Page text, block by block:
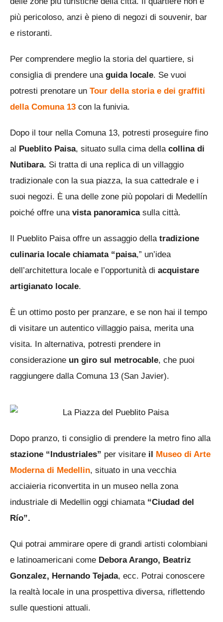
più pericoloso, anzi è pieno di negozi di souvenir, bar
e ristoranti.
Per comprendere meglio la storia del quartiere, si
consiglia di prendere una guida locale. Se vuoi
potresti prenotare un Tour della storia e dei graffiti
della Comuna 13 con la funivia.
Dopo il tour nella Comuna 13, potresti proseguire fino
al Pueblito Paisa, situato sulla cima della collina di
Nutibara. Si tratta di una replica di un villaggio
tradizionale con la sua piazza, la sua cattedrale e i
suoi negozi. È una delle zone più popolari di Medellín
poiché offre una vista panoramicasulla città.
Il Pueblito Paisa offre un assaggio della tradizione
culinaria locale chiamata “paisa,” un’idea
dell’architettura locale e l’opportunità di acquistare
artigianato locale.
È un ottimo posto per pranzare, e se non hai il tempo
di visitare un autentico villaggio paisa, merita una
visita. In alternativa, potresti prendere in
considerazione un giro sul metrocable, che puoi
raggiungere dalla Comuna 13 (San Javier).
Dopo pranzo, ti consiglio di prendere la metro fino alla
stazione “Industriales” per visitare il Museo di Arte
Moderna di Medellin, situato in una vecchia
acciaieria riconvertita in un museo nella zona
industriale di Medellin oggi chiamata “Ciudad del
Río”.
Qui potrai ammirare opere di grandi artisti colombiani
e latinoamericani come Debora Arango, Beatriz
Gonzalez, Hernando Tejada, ecc. Potrai conoscere
la realtà locale in una prospettiva diversa, riflettendo
sulle questioni attuali.